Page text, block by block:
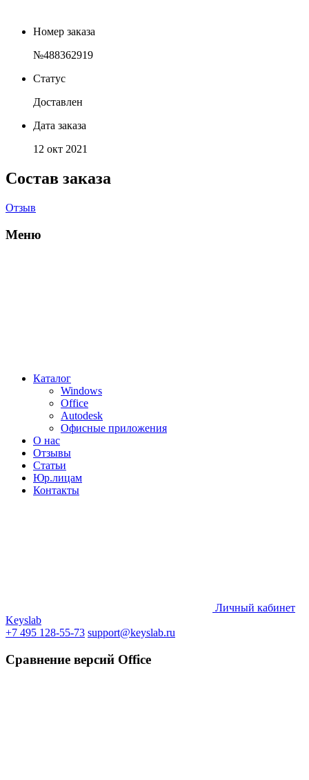
Номер заказа
№488362919
Статус
Доставлен
Дата заказа
12 окт 2021
Состав заказа
Отзыв
Меню
Каталог
Windows
Office
Autodesk
Офисные приложения
О нас
Отзывы
Статьи
Юр.лицам
Контакты
Личный кабинет
Keyslab
+7 495 128-55-73 support@keyslab.ru
Сравнение версий Office